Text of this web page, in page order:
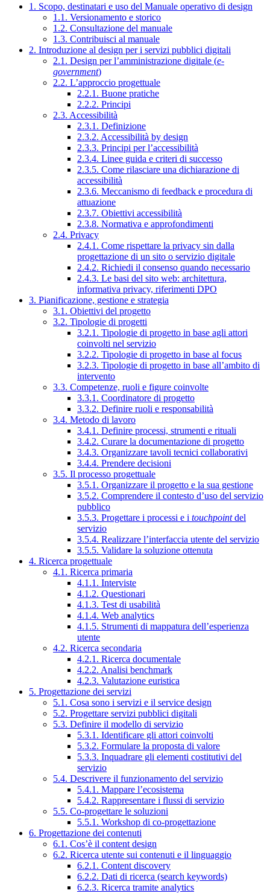
1. Scopo, destinatari e uso del Manuale operativo di design
1.1. Versionamento e storico
1.2. Consultazione del manuale
1.3. Contribuisci al manuale
2. Introduzione al design per i servizi pubblici digitali
2.1. Design per l’amministrazione digitale (e-
government)
2.2. L’approccio progettuale
2.2.1. Buone pratiche
2.2.2. Principi
2.3. Accessibilità
2.3.1. Definizione
2.3.2. Accessibilità by design
2.3.3. Principi per l’accessibilità
2.3.4. Linee guida e criteri di successo
2.3.5. Come rilasciare una dichiarazione di
accessibilità
2.3.6. Meccanismo di feedback e procedura di
attuazione
2.3.7. Obiettivi accessibilità
2.3.8. Normativa e approfondimenti
2.4. Privacy
2.4.1. Come rispettare la privacy sin dalla
progettazione di un sito o servizio digitale
2.4.2. Richiedi il consenso quando necessario
2.4.3. Le basi del sito web: architettura,
informativa privacy, riferimenti DPO
3. Pianificazione, gestione e strategia
3.1. Obiettivi del progetto
3.2. Tipologie di progetti
3.2.1. Tipologie di progetto in base agli attori
coinvolti nel servizio
3.2.2. Tipologie di progetto in base al focus
3.2.3. Tipologie di progetto in base all’ambito di
intervento
3.3. Competenze, ruoli e figure coinvolte
3.3.1. Coordinatore di progetto
3.3.2. Definire ruoli e responsabilità
3.4. Metodo di lavoro
3.4.1. Definire processi, strumenti e rituali
3.4.2. Curare la documentazione di progetto
3.4.3. Organizzare tavoli tecnici collaborativi
3.4.4. Prendere decisioni
3.5. Il processo progettuale
3.5.1. Organizzare il progetto e la sua gestione
3.5.2. Comprendere il contesto d’uso del servizio
pubblico
3.5.3. Progettare i processi e i touchpointdel
servizio
3.5.4. Realizzare l’interfaccia utente del servizio
3.5.5. Validare la soluzione ottenuta
4. Ricerca progettuale
4.1. Ricerca primaria
4.1.1. Interviste
4.1.2. Questionari
4.1.3. Test di usabilità
4.1.4. Web analytics
4.1.5. Strumenti di mappatura dell’esperienza
utente
4.2. Ricerca secondaria
4.2.1. Ricerca documentale
4.2.2. Analisi benchmark
4.2.3. Valutazione euristica
5. Progettazione dei servizi
5.1. Cosa sono i servizi e il service design
5.2. Progettare servizi pubblici digitali
5.3. Definire il modello di servizio
5.3.1. Identificare gli attori coinvolti
5.3.2. Formulare la proposta di valore
5.3.3. Inquadrare gli elementi costitutivi del
servizio
5.4. Descrivere il funzionamento del servizio
5.4.1. Mappare l’ecosistema
5.4.2. Rappresentare i flussi di servizio
5.5. Co-progettare le soluzioni
5.5.1. Workshop di co-progettazione
6. Progettazione dei contenuti
6.1. Cos’è il content design
6.2. Ricerca utente sui contenuti e il linguaggio
6.2.1. Content discovery
6.2.2. Dati di ricerca (search keywords)
6.2.3. Ricerca tramite analytics